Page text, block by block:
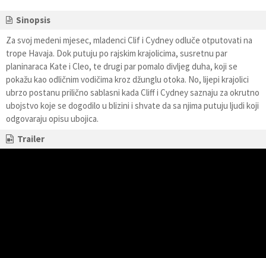
Sinopsis
Za svoj medeni mjesec, mladenci Clif i Cydney odluče otputovati na
trope Havaja. Dok putuju po rajskim krajolicima, susretnu par
planinaraca Kate i Cleo, te drugi par pomalo divljeg duha, koji se
pokažu kao odličnim vodičima kroz džunglu otoka. No, lijepi krajolici
ubrzo postanu prilično sablasni kada Cliff i Cydney saznaju za okrutno
ubojstvo koje se dogodilo u blizini i shvate da sa njima putuju ljudi koji
odgovaraju opisu ubojica.
Trailer